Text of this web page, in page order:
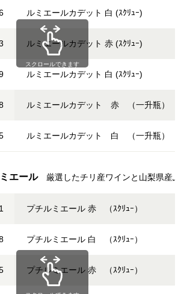
ルミエールカデット 白 (ｽｸﾘｭｰ)
ルミエールカデット 赤 (ｽｸﾘｭｰ)
ルミエールカデット 白 (ｽｸﾘｭｰ)
ルミエールカデット 赤 （一升瓶）
ルミエールカデット 白 （一升瓶）
スクロールできます
エール 厳選したチリ産ワインと山梨県産ぶ
プチルミエール 赤 （ｽｸﾘｭｰ）
プチルミエール 白 （ｽｸﾘｭｰ）
プチルミエール 赤 （ｽｸﾘｭｰ）